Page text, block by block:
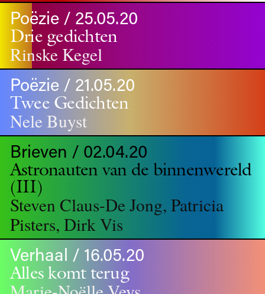
Poëzie / 25.05.20
Drie gedichten
Rinske Kegel
Poëzie / 21.05.20
Twee Gedichten
Nele Buyst
Brieven / 02.04.20
Astronauten van de binnenwereld
(III)
Steven Claus-De Jong, Patricia
Pisters, Dirk Vis
Verhaal / 16.05.20
Alles komt terug